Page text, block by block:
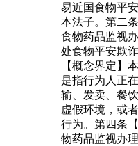
易近国食物平
本法子。第二
食物药品监视
处食物平安欺
【概念界定】
是指行为人正
输、发卖、餐
虚假环境，或
行为。第四条
物药品监视办